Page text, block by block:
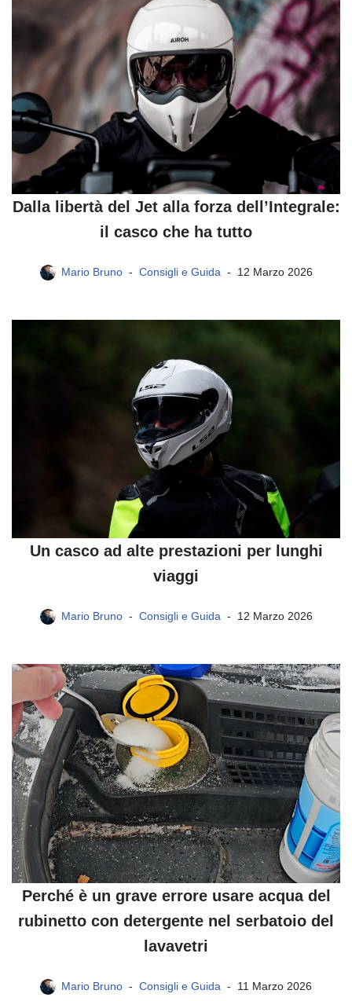
Dalla libertà del Jet alla forza dell’Integrale:
il casco che ha tutto
Mario Bruno Consigli e Guida 12 Marzo 2026
Un casco ad alte prestazioni per lunghi
viaggi
Mario Bruno Consigli e Guida 12 Marzo 2026
Perché è un grave errore usare acqua del
rubinetto con detergente nel serbatoio del
lavavetri
Mario Bruno Consigli e Guida 11 Marzo 2026